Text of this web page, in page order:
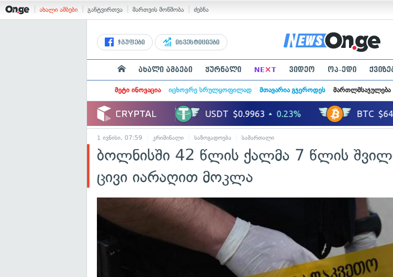
ახალი ამბები განტვირთვა მართვის მოწმობა ძებნა
ჯგუფები ინვესტიციები
ახალი ამბები ჟურნალი NE×T ვიდეო ოპ-ედი
მეტი ინოვაცია იცხოვრე სრულყოფილად მთავარია გჯეროდეს მართლმსაჯულება
1 ივნისი, 07:59 კრიმინალი საზოგადოება სამართალი
ბოლნისში 42 წლის ქალმა 7 წლის
ცივი იარაღით მოკლა